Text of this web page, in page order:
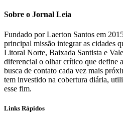
Sobre o Jornal Leia
Fundado por Laerton Santos em
principal missão integrar as cidades
Litoral Norte, Baixada Santista e
diferencial o olhar crítico que define
busca de contato cada vez mais
tem investido na cobertura diária,
esse fim.
Links Rápidos